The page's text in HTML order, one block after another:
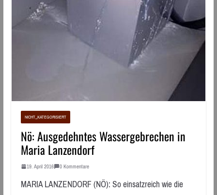
NICHT_KATEGORISIERT
Nö: Ausgedehntes Wassergebrechen in
Maria Lanzendorf
19. April 2016 0 Kommentare
MARIA LANZENDORF (NÖ): So einsatzreich wie die